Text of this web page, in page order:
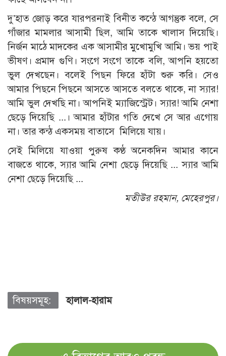
দু’হাত জোড় করে যারপরনাই বিনীত কন্ঠে আগন্তুক বলে, সে
গাঁজার মামলার আসামী ছিল, আমি তাকে খালাস দিয়েছি।
নির্জন মাঠে মাদকের এক আসামীর মুখোমুখি আমি। ভয় পাই
ভীষণ। প্রমাদ গুণি। সংগে সংগে তাকে বলি, আপনি হয়তো
ভুল দেখছেন। বলেই পিছন ফিরে হাঁটা শুরু করি। সেও
আমার পিছনে পিছনে আসতে আসতে বলতে থাকে, না স্যার!
আমি ভুল দেখছি না। আপনিই ম্যাজিস্ট্রেট। স্যার! আমি নেশা
ছেড়ে দিয়েছি ...। আমার হাঁটার গতি দেখে সে আর এগোয়
না। তার কন্ঠ একসময় বাতাসে মিলিয়ে যায়।
সেই মিলিয়ে যাওয়া পুরুষ কণ্ঠ অনেকদিন আমার কানে
বাজতে থাকে, স্যার আমি নেশা ছেড়ে দিয়েছি ... স্যার আমি
নেশা ছেড়ে দিয়েছি ...
মতীউর রহমান, মেহেরপুর।
বিষয়সমূহ: হালাল-হারাম